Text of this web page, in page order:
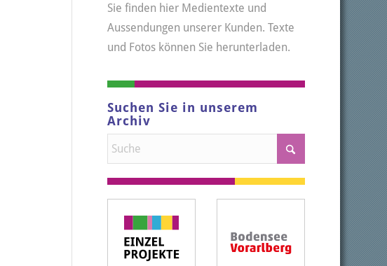
Sie finden hier Medientexte und
Aussendungen unserer Kunden. Texte
und Fotos können Sie herunterladen.
Suchen Sie in unserem
Archiv